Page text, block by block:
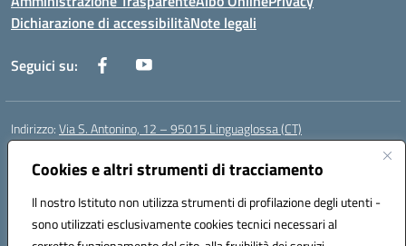
Cookies e altri strumenti di tracciamento
Il nostro Istituto non utilizza strumenti di profilazione degli utenti -
sono utilizzati esclusivamente cookies tecnici necessari al
Dichiarazione di accessibilitàNote legali
Seguici su:
Indirizzo:Via S. Antonino, 12 – 95015 Linguaglossa (CT)
Centralino:
Posta elettronica certificata (PEC):ctic83200r@pec.istruzione.it
Codice fiscale: 83002470876
Codice meccanografico:CTIC83200R
Codice Indice delle Pubbliche Amministrazioni (IPA): istsc_CTIC83200R